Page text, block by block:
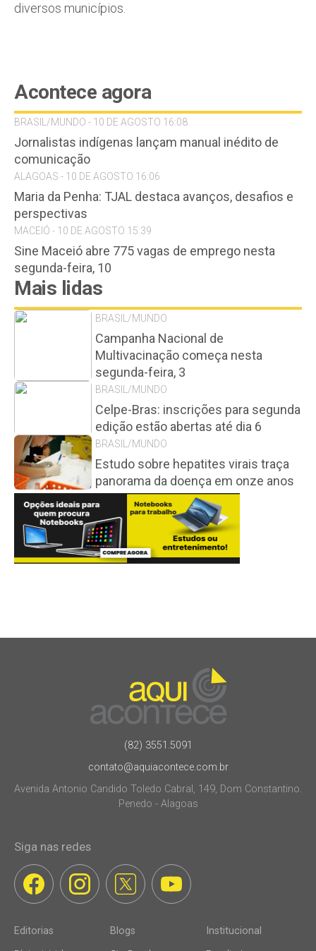
diversos municípios.
Acontece agora
BRASIL/MUNDO - 10 DE AGOSTO 16:08
Jornalistas indígenas lançam manual inédito de
comunicação
ALAGOAS - 10 DE AGOSTO 16:06
Maria da Penha: TJAL destaca avanços, desafios e
perspectivas
MACEIÓ - 10 DE AGOSTO 15:39
Sine Maceió abre 775 vagas de emprego nesta
segunda-feira, 10
Mais lidas
BRASIL/MUNDO
Campanha Nacional de
Multivacinação começa nesta
segunda-feira, 3
BRASIL/MUNDO
Celpe-Bras: inscrições para segunda
edição estão abertas até dia 6
BRASIL/MUNDO
Estudo sobre hepatites virais traça
panorama da doença em onze anos
(82) 3551.5091
contato@aquiacontece.com.br
Avenida Antonio Candido Toledo Cabral, 149, Dom Constantino.
Penedo - Alagoas
Siga nas redes
Editorias Blogs Institucional